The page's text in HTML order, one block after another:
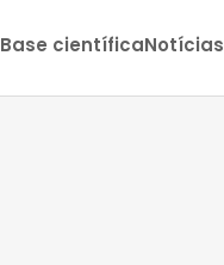
Base científicaNotícias